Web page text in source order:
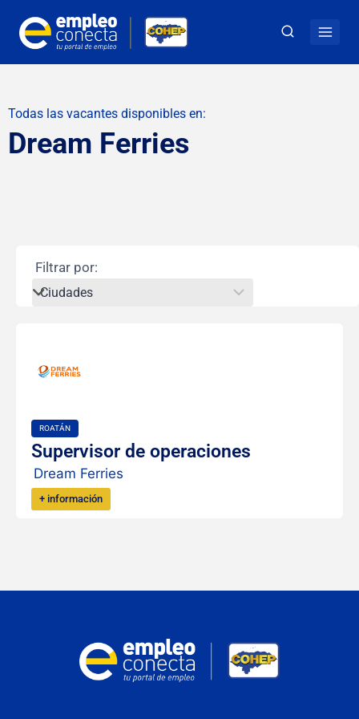
Todas las vacantes disponibles en:
Dream Ferries
Filtrar por:
ROATÁN
Supervisor de operaciones
Dream Ferries
+ información